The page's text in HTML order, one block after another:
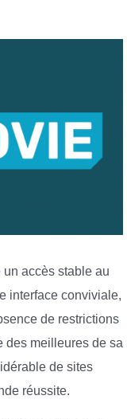
accès stable au
interface conviviale,
de restrictions
des meilleures de sa
de sites
réussite.